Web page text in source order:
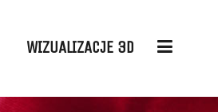
WIZUALIZACJE 3D